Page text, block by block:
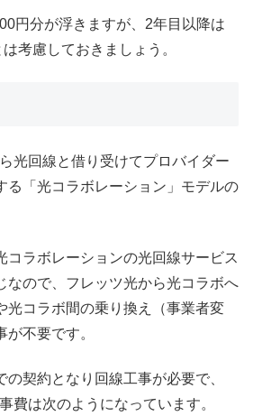
円分が浮きますが、2年目以降は
考慮しておきましょう。
光回線と借り受けてプロバイダー
る「光コラボレーション」モデルの
コラボレーションの光回線サービス
なので、フレッツ光から光コラボへ
光コラボ間の乗り換え（事業者変
不要です。
契約となり回線工事が必要で、
費は次のようになっています。